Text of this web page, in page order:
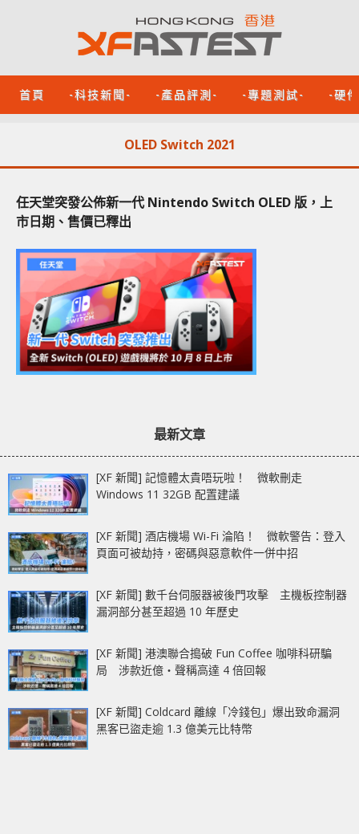
首頁 -科技新聞- -產品評測- -專題測試- -硬
OLED Switch 2021
任天堂突發公佈新一代 Nintendo Switch OLED 版，上
市日期、售價已釋出
最新文章
[XF 新聞] 記憶體太貴唔玩啦！ 微軟刪走
Windows 11 32GB 配置建議
[XF 新聞] 酒店機場 Wi-Fi 淪陷！ 微軟警告：登入
頁面可被劫持，密碼與惡意軟件一併中招
[XF 新聞] 數千台伺服器被後門攻擊 主機板控制器
漏洞部分甚至超過 10 年歷史
[XF 新聞] 港澳聯合搗破 Fun Coffee 咖啡科研騙
局 涉款近億‧聲稱高達 4 倍回報
[XF 新聞] Coldcard 離線「冷錢包」爆出致命漏洞
黑客已盜走逾 1.3 億美元比特幣